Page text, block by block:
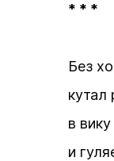
* * *
Без
кутал
в
и